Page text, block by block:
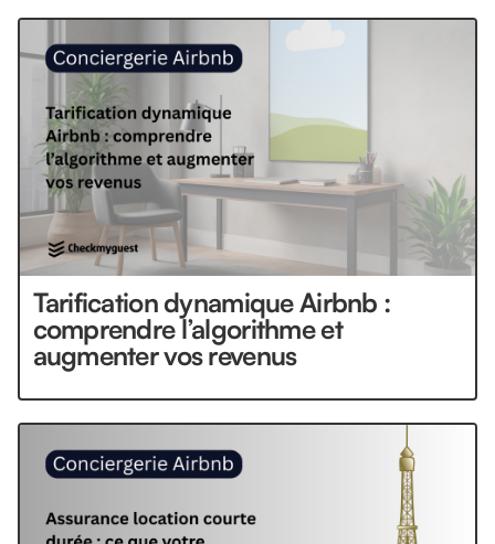
Tarification dynamique Airbnb :
comprendre l’algorithme et
augmenter vos revenus